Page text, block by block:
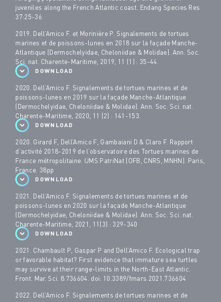
juveniles along the French Atlantic coast. Endang Species Res
37:25-36.
2019. Dell’Amico F. et Morinière P. Signalements de tortues
marines et de poissons-lunes en 2018 sur la façade Manche-
Atlantique (Dermochelyidae, Cheloniidae & Molidae). Ann. Soc.
Sci. nat. Charente-Maritime, 2019, 11 (1) : 35-44.
DOWNLOAD
2020. Dell’Amico F. Signalements de tortues marines et de
poissons-lunes en 2019 sur la façade Manche-Atlantique
(Dermochelyidae, Cheloniidae & Molidae). Ann. Soc. Sci. nat.
Charente-Maritime, 2020, 11 (2) : 141-153.
DOWNLOAD
2020. Girard F, Dell’Amico F, Gambaiani D & Claro F. Rapport
d’activité 2018-2019 de l’observatoire des Tortues marines de
France métropolitaine. UMS PatriNat (OFB, CNRS, MNHN). Paris,
France. 38pp
DOWNLOAD
2021. Dell’Amico F. Signalements de tortues marines et de
poissons-lunes en 2020 sur la façade Manche-Atlantique
(Dermochelyidae, Cheloniidae & Molidae). Ann. Soc. Sci. nat.
Charente-Maritime, 2021, 11(3) : 329-340
DOWNLOAD
2021. Chambault P, Gaspar P and Dell’Amico F. Ecological trap
or favorable habitat? First evidence that immature sea turtles
may survive at their range-limits in the North-East Atlantic.
Front. Mar. Sci. 8:736604. doi: 10.3389/fmars.2021.736604
2022. Dell’Amico F. Signalements de tortues marines et de